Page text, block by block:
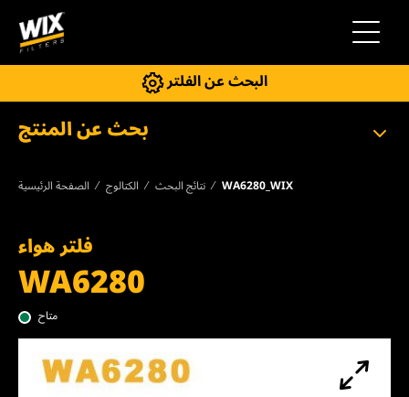
التنقل
البحث عن الفلتر
بحث عن المنتج
الصفحة الرئيسية الكتالوج نتائج البحث WA6280_WIX
فلتر هواء
WA6280
متاح